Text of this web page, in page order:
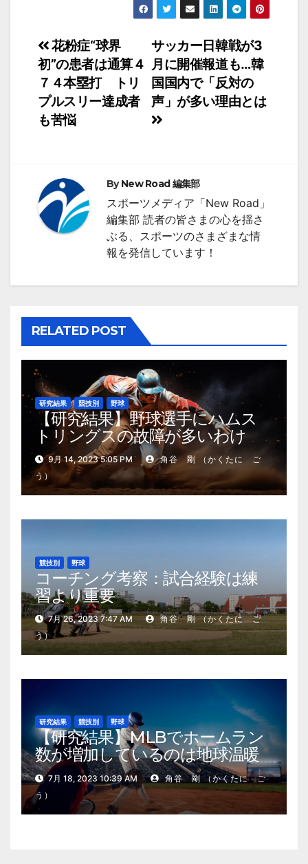
投
稿
ナ
ビ
ー
シ
ョ
サッカー日韓戦が3
月に開催報道も…韓
国国内で「反対の
声」が多い理由とは
花粉症“球界
初”の患者は通算４
７４本塁打 トリ
プルスリー達成者
も苦悩
ByNew Road 編集部
スポーツメディア「New Road」
編集部 読者の皆さまの心を揺さ
ぶる、スポーツのさまざまな情
報を発信しています！
RELATED POST
研究結果 競技別 野球
【研究結果】野球選手にハムス
トリングスの故障が多いわけ
9月 14, 2023 5:05 PM
角谷 剛 （かくたに ご
う）
競技別 野球
コーチング考察：試合経験は練
習より重要
7月 26, 2023 7:47 AM
角谷 剛 （かくたに ご
う）
研究結果 競技別 野球
【研究結果】MLBでホームラン
数が増加しているのは地球温暖
化が原因？
7月 18, 2023 10:39 AM
角谷 剛 （かくたに ご
う）